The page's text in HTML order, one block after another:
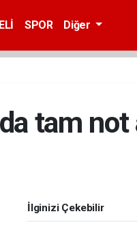
SPOR Diğer
tam not
İlginizi Çekebilir